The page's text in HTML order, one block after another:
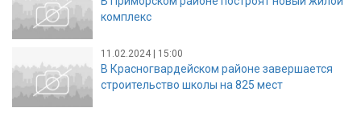
комплекс
11.02.2024 | 15:00
В Красногвардейском районе завершается
строительство школы на 825 мест